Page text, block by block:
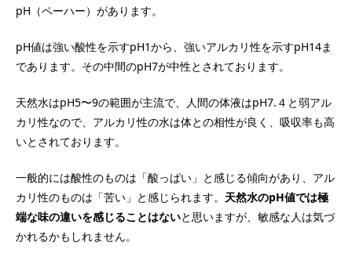
pH（ペーハー）があります。
pH値は強い酸性を示すpH1から、強いアルカリ性を示すpH14ま
であります。その中間のpH7が中性とされております。
天然水はpH5〜9の範囲が主流で、人間の体液はpH7.４と弱アル
カリ性なので、アルカリ性の水は体との相性が良く、吸収率も高
いとされております。
一般的には酸性のものは「酸っぱい」と感じる傾向があり、アル
カリ性のものは「苦い」と感じられます。 天然水のpH値では極
端な味の違いを感じることはないと思いますが、敏感な人は気づ
かれるかもしれません。